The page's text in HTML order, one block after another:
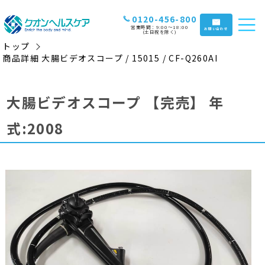
0120-456-800
営業時間：9:00〜18:00
(土日祝を除く) お問い合わせ
トップ
商品詳細 大腸ビデオスコープ / 15015 / CF-Q260AI
大腸ビデオスコープ 【完売】
年
式:2008